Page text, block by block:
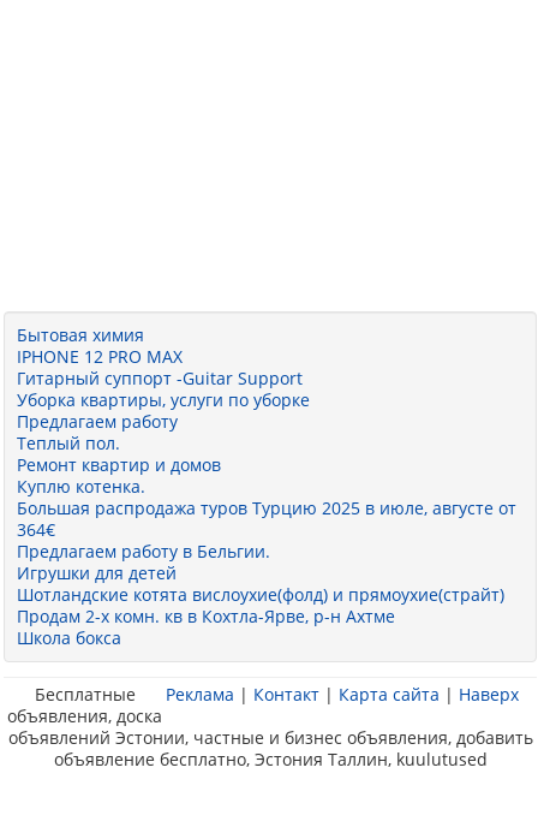
Бытовая химия
IPHONE 12 PRO MAX
Гитарный суппорт -Guitar Support
Уборка квартиры, услуги по уборке
Предлагаем работу
Теплый пол.
Ремонт квартир и домов
Куплю котенка.
Большая распродажа туров Турцию 2025 в июле, августе от
364€
Предлагаем работу в Бельгии.
Игрушки для детей
Шотландские котята вислоухие(фолд) и прямоухие(страйт)
Продам 2-х комн. кв в Кохтла-Ярве, р-н Ахтме
Школа бокса
Реклама | Контакт | Карта сайта | Наверх
Бесплатные
объявления, доска
объявлений Эстонии, частные и бизнес объявления, добавить
объявление бесплатно, Эстония Таллин, kuulutused